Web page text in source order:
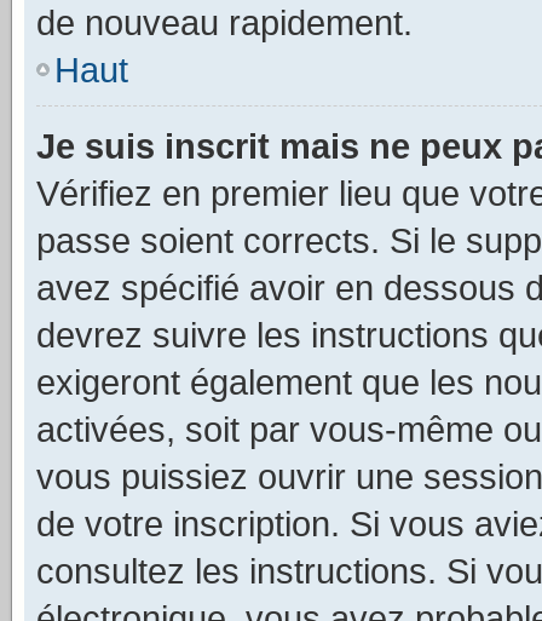
de nouveau rapidement.
Haut
Je suis inscrit mais ne peux
Vérifiez en premier lieu que
passe soient corrects. Si le
avez spécifié avoir en dessous
devrez suivre les instructions
exigeront également que les
activées, soit par vous-même
vous puissiez ouvrir une
de votre inscription. Si vous
consultez les instructions. Si